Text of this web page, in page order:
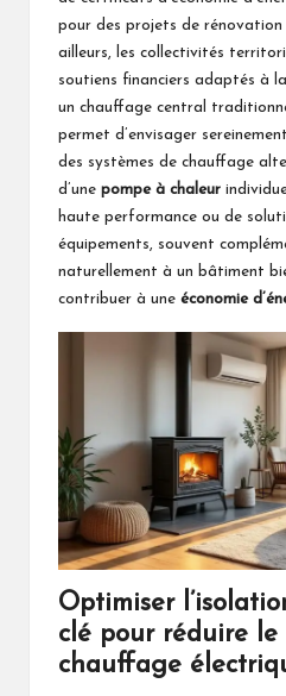
pour des projets de rénovation
ailleurs, les collectivités
soutiens financiers adaptés à
un chauffage central
permet d’envisager
des systèmes de chauffage
d’une pompe à chaleur
haute performance ou de
équipements, souvent
naturellement à un bâtiment
contribuer à une économie
Optimiser
clé pour réduire le
chauffage